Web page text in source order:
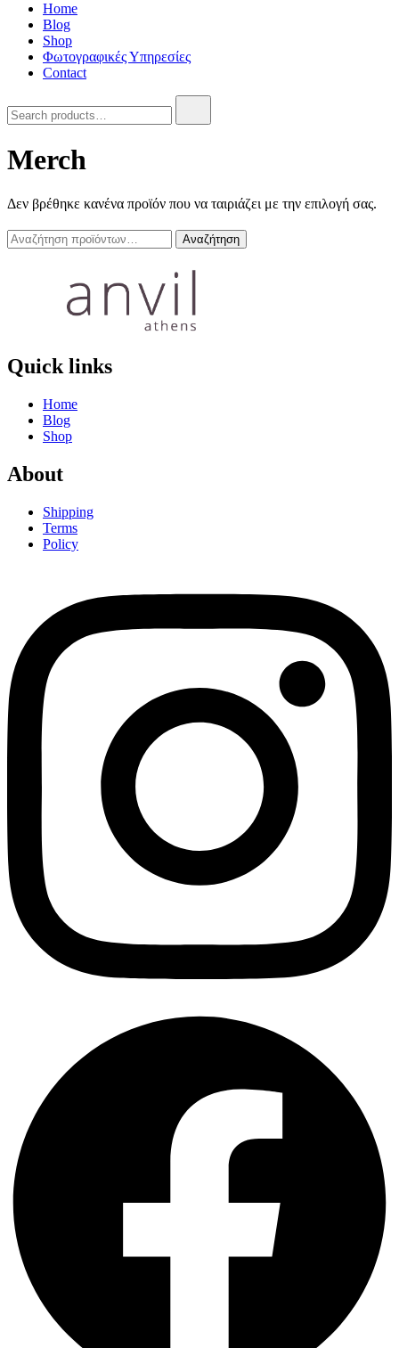
Home
Blog
Shop
Φωτογραφικές Υπηρεσίες
Contact
for:
Merch
Δεν βρέθηκε κανένα προϊόν που να ταιριάζει με την επιλογή σας.
Αναζήτηση
για:
Αναζήτηση
Quick links
Home
Blog
Shop
About
Shipping
Terms
Policy